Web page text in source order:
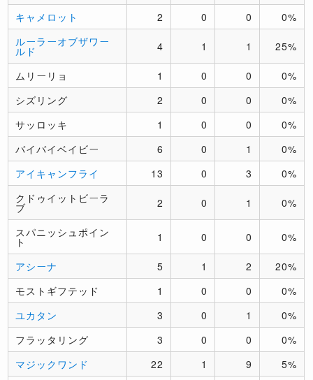
キャメロット
2 0 0
0%
ルーラーオブザワー
ルド 4 1 1 25%
ムリーリョ 1 0 0
0%
シズリング
2 0 0
0%
サッロッキ
1 0 0
0%
バイバイベイビー
6 0 1
0%
アイキャンフライ
13 0 3
0%
クドゥイットビーラ
ブ 2 0 1 0%
スパニッシュポイン
ト 1 0 0 0%
アシーナ 5 1 2
20%
モストギフテッド
1 0 0
0%
ユカタン
3 0 1
0%
フラッタリング
3 0 0
0%
マジックワンド
22 1 9
5%